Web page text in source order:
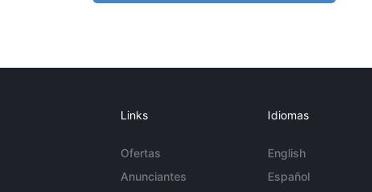
Links
Ofertas
Anunciantes
Idiomas
English
Español